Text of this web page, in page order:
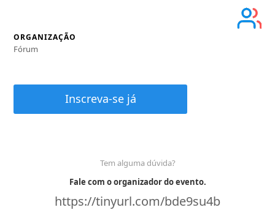
ORGANIZAÇÃO
Fórum
Inscreva-se já
Tem alguma dúvida?
Fale com o organizador do evento.
https://tinyurl.com/bde9su4b